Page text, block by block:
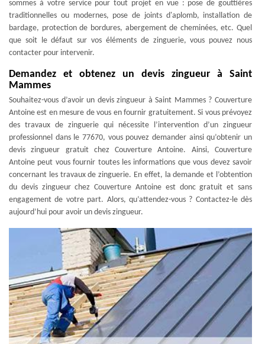
sommes à votre service pour tout projet en vue : pose de gouttières
traditionnelles ou modernes, pose de joints d'aplomb, installation de
bardage, protection de bordures, abergement de cheminées, etc. Quel
que soit le défaut sur vos éléments de zinguerie, vous pouvez nous
contacter pour intervenir.
Demandez et obtenez un devis zingueur à Saint
Mammes
Souhaitez-vous d’avoir un devis zingueur à Saint Mammes ? Couverture
Antoine est en mesure de vous en fournir gratuitement. Si vous prévoyez
des travaux de zinguerie qui nécessite l’intervention d’un zingueur
professionnel dans le 77670, vous pouvez demander ainsi qu’obtenir un
devis zingueur gratuit chez Couverture Antoine. Ainsi, Couverture
Antoine peut vous fournir toutes les informations que vous devez savoir
concernant les travaux de zinguerie. En effet, la demande et l’obtention
du devis zingueur chez Couverture Antoine est donc gratuit et sans
engagement de votre part. Alors, qu’attendez-vous ? Contactez-le dès
aujourd’hui pour avoir un devis zingueur.